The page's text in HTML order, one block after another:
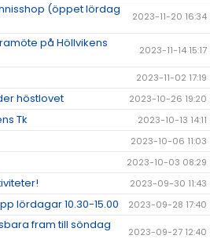
(öppet lördag
2023-11-20 16:34
på Höllvikens
2023-11-14 15:17
2023-11-02 17:19
höstlovet 2023-10-26 19:20
Tk
2023-10-13 14:11
2023-10-06 11:03
2023-10-03 08:29
2023-09-30 11:43
lördagar 10.30-15.00 2023-09-28 17:40
fram till söndag
2023-09-27 12:40